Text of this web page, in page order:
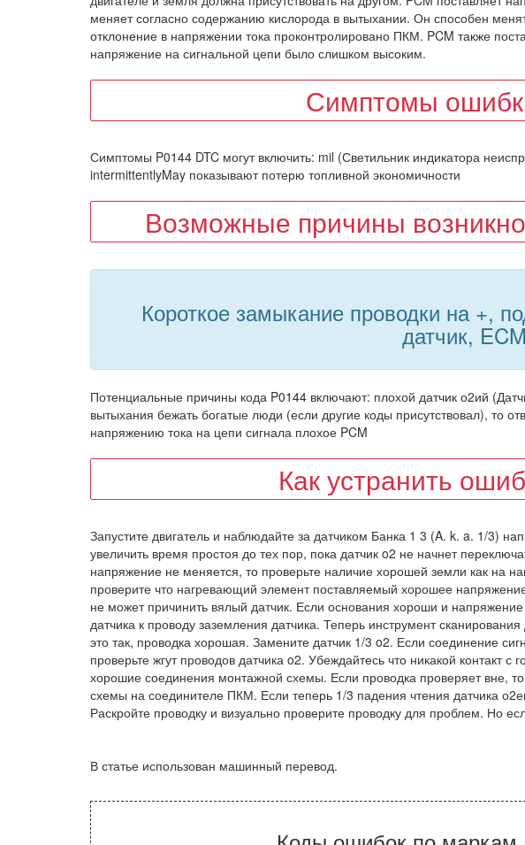
меняет согласно содержанию кислорода в вытыхании. Он способен
отклонение в напряжении тока проконтролировано ПКМ. PCM также
напряжение на сигнальной цепи было слишком высоким.
Симптомы
Симптомы P0144 DTC могут включить: mil (Светильник индикатора
intermittentlyMay показывают потерю топливной экономичности
Возможные причины
Короткое замыкание проводки на +,
датчик, ECM
Потенциальные причины кода P0144 включают: плохой датчик о2ий
вытыхания бежать богатые люди (если другие коды присутствовал), то
напряжению тока на цепи сигнала плохое PCM
Как устранить
Запустите двигатель и наблюдайте за датчиком Банка 1 3 (A. k. a. 1/3)
увеличить время простоя до тех пор, пока датчик o2 не начнет
напряжение не меняется, то проверьте наличие хорошей земли как на
проверите что нагревающий элемент поставляемый хорошее
не может причинить вялый датчик. Если основания хороши и напряжение
датчика к проводу заземления датчика. Теперь инструмент
это так, проводка хорошая. Замените датчик 1/3 o2. Если соединение
проверьте жгут проводов датчика o2. Убеждайтесь что никакой контакт
хорошие соединения монтажной схемы. Если проводка проверяет вне,
схемы на соединителе ПКМ. Если теперь 1/3 падения чтения датчика
Раскройте проводку и визуально проверите проводку для проблем. Но
В статье использован машинный перевод.